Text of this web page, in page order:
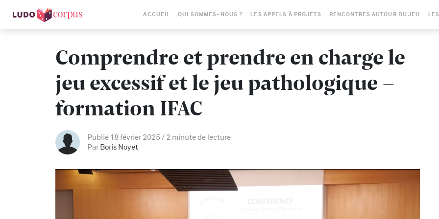
ACCUEIL QUI SOMMES-NOUS ? LES APPELS À PROJETS RENCONTRES AUTOUR DU JEU
Comprendre et prendre en charge le
jeu excessif et le jeu pathologique -
formation IFAC
Publié 18 février 2025
2 minute de lecture
Par Boris Noyet